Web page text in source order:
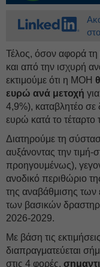
στο
Τέλος, όσον αφορά τη
και από την ισχυρή
εκτιμούμε ότι η MOH
ευρώ ανά μετοχή
4,9%), καταβλητέο σε
ευρώ κατά το τέταρτο
Διατηρούμε τη
αυξάνοντας την
προηγουμένως),
ανοδικό περιθώριο
της αναβάθμισης των
των βασικών
2026-2029.
Με βάση τις
διαπραγματεύεται
στις 4 φορές,